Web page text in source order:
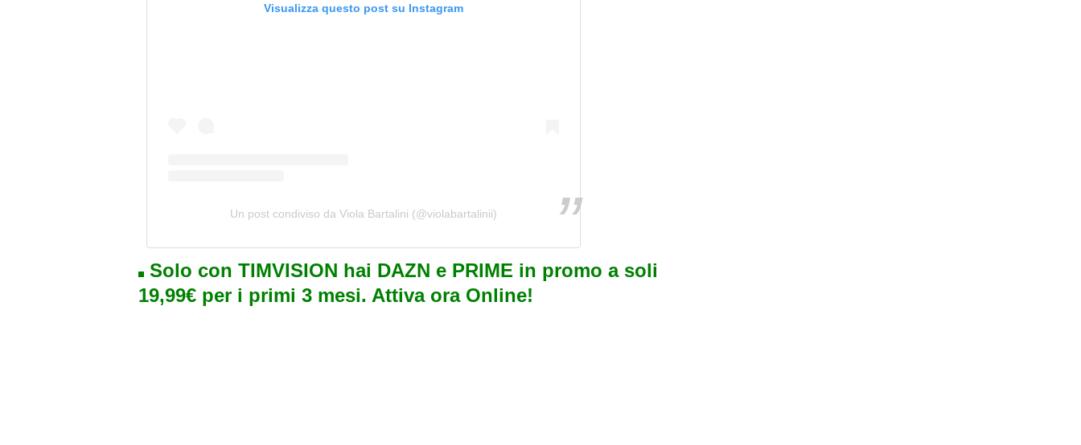
Visualizza questo post su Instagram
Un post condiviso da Viola Bartalini (@violabartalinii)
Solo con TIMVISION hai DAZN e PRIME in promo a soli
19,99€ per i primi 3 mesi. Attiva ora Online!